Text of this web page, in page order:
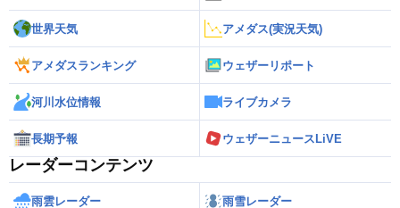
世界天気 アメダス(実況天気)
アメダスランキング ウェザーリポート
河川水位情報 ライブカメラ
長期予報 ウェザーニュースLiVE
レーダーコンテンツ
雨雲レーダー 雨雪レーダー